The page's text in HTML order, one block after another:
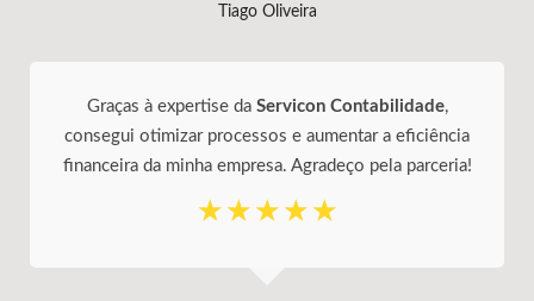
Tiago Oliveira
Graças à expertise da Servicon Contabilidade,
consegui otimizar processos e aumentar a eficiência
financeira da minha empresa. Agradeço pela parceria!
☆ ☆ ☆ ☆ ☆